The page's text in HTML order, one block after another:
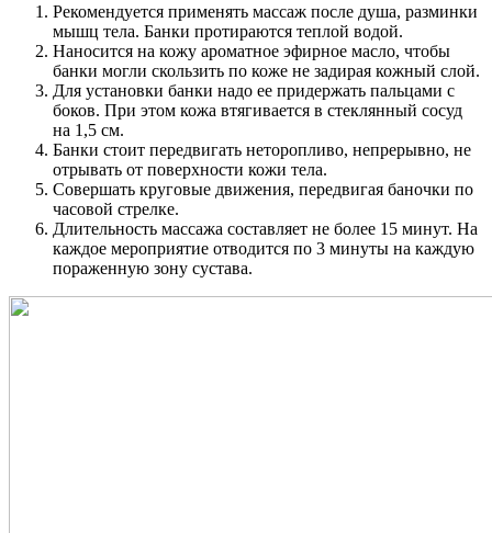
Рекомендуется применять массаж после душа, разминки
мышц тела. Банки протираются теплой водой.
Наносится на кожу ароматное эфирное масло, чтобы
банки могли скользить по коже не задирая кожный слой.
Для установки банки надо ее придержать пальцами с
боков. При этом кожа втягивается в стеклянный сосуд
на 1,5 см.
Банки стоит передвигать неторопливо, непрерывно, не
отрывать от поверхности кожи тела.
Совершать круговые движения, передвигая баночки по
часовой стрелке.
Длительность массажа составляет не более 15 минут. На
каждое мероприятие отводится по 3 минуты на каждую
пораженную зону сустава.